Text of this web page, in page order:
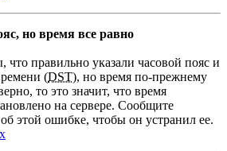
но время все равно
что правильно указали часовой пояс и
(DST), но время по-прежнему
то это значит, что время
на сервере. Сообщите
этой ошибке, чтобы он устранил ее.